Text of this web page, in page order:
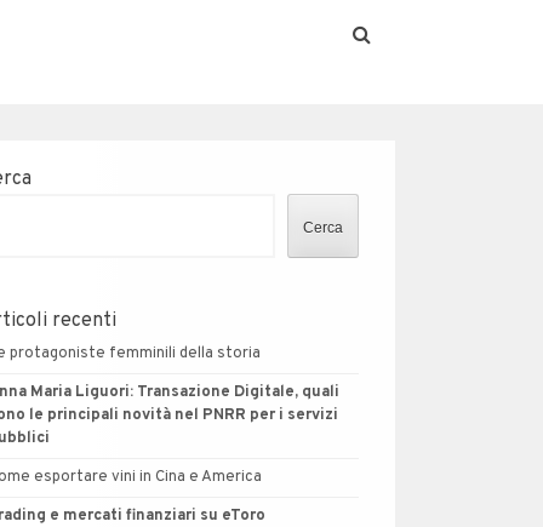
Cerca
recenti
protagoniste femminili della storia
Maria Liguori: Transazione Digitale, quali
le principali novità nel PNRR per i servizi
esportare vini in Cina e America
e mercati finanziari su eToro